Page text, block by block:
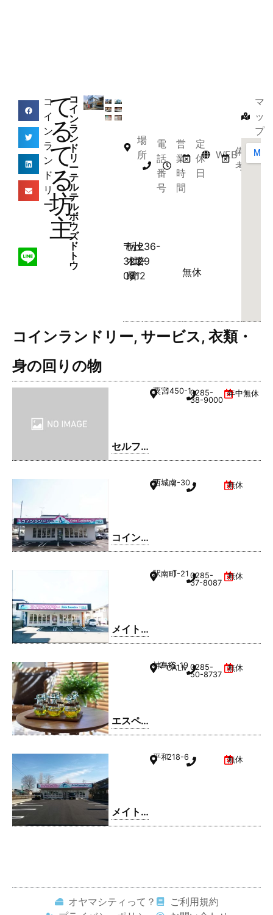
コ
イ
ン
ラ
ン
ド
リ
ー
て
る
て
る
坊
主
コ
イ
ン
ラ
ン
ド
リ
ー
テ
ル
テ
ル
ボ
ウ
ズ
ド
ト
ウ
場
所
〒
323-
0812
栃
木
県
小
山
市
土
塔
236-
29
電
話
番
号
営
業
時
間
定
休
日
無休
WEB備
考
マ
ッ
プ
コインランドリー, サービス, 衣類・
身の回りの物
セルフ
ィック
粟宮1450-10285-
38-9000
年中無休
コイン
ランド
店
西城南2-30 無休
メイト
ドリー
駅南町1-21 0285-
37-8087
無休
エスペ
ランサ
神鳥谷
2-15-19
CALMひととのやA棟
0285-
50-8737
無休
メイト
ドリー
平和218-6 無休
オヤマシティって？
ご利用規約